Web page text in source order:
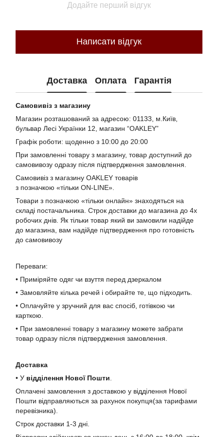
Додайте перший відгук
Написати відгук
Доставка Оплата Гарантія
Самовивіз з магазину
Магазин розташований за адресою: 01133, м.Київ,
бульвар Лесі Українки 12, магазин “OAKLEY”
Графік роботи: щоденно з 10:00 до 20:00
При замовленні товару з магазину, товар доступний до
самовивозу одразу після підтвердження замовлення.
Самовивіз з магазину OAKLEY товарів
з позначкою «тільки ON-LINE».
Товари з позначкою «тільки онлайн» знаходяться на
складі постачальника. Строк доставки до магазина до 4х
робочих днів. Як тільки товар який ви замовили надійде
до магазина, вам надійде підтвердження про готовність
до самовивозу
Переваги:
• Приміряйте одяг чи взуття перед дзеркалом
• Замовляйте кілька речей і обирайте те, що підходить.
• Оплачуйте у зручний для вас спосіб, готівкою чи
карткою.
• При замовленні товару з магазину можете забрати
товар одразу після підтвердження замовлення.
Доставка
• У відділення Нової Пошти
Оплачені замовлення з доставкою у відділення Нової
Пошти відправляються за рахунок покупця(за тарифами
перевізника).
Строк доставки 1-3 дні.